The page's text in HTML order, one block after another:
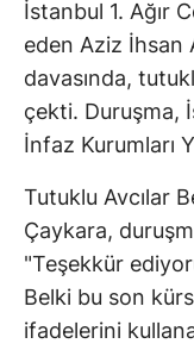
İstanbul 1. Ağır
eden Aziz İhsan
davasında,
çekti. Duruşma,
İnfaz Kurumları
Tutuklu Avcılar
Çaykara,
"Teşekkür
Belki bu son
ifadelerini